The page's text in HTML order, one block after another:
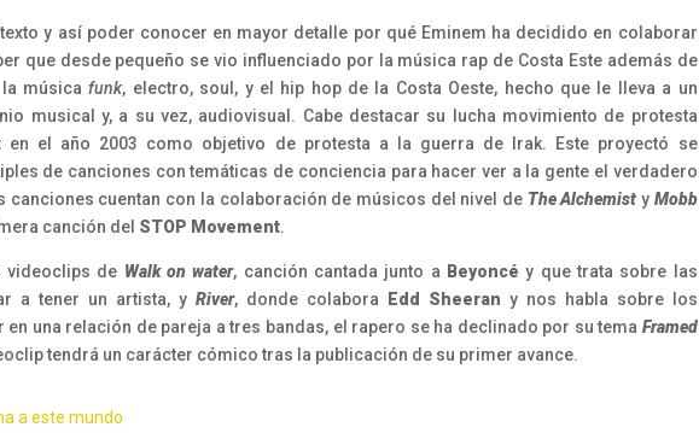
y así poder conocer en mayor detalle por qué Eminem ha decidido en colaborar
que desde pequeño se vio influenciado por la música rap de Costa Este además de
la músicafunk, electro, soul, y el hip hop de la Costa Oeste, hecho que le lleva a un
musical y, a su vez, audiovisual. Cabe destacar su lucha movimiento de protesta
en el año 2003 como objetivo de protesta a la guerra de Irak. Este proyectó se
de canciones con temáticas de conciencia para hacer ver a la gente el verdadero
canciones cuentan con la colaboración de músicos del nivel de The Alchemist y Mobb
canción del STOP Movement.
videoclips de Walk on water, canción cantada junto a Beyoncé y que trata sobre las
a tener un artista, y River, donde colabora Edd Sheeran y nos habla sobre los
en una relación de pareja a tres bandas, el rapero se ha declinado por su tema Framed
tendrá un carácter cómico tras la publicación de su primer avance.
a este mundo